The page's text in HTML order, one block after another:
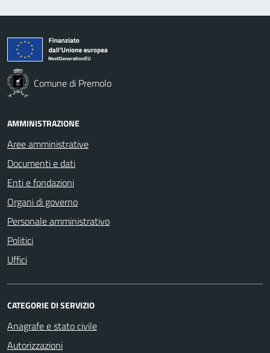
Comune di Premolo
AMMINISTRAZIONE
Aree amministrative
Documenti e dati
Enti e fondazioni
Organi di governo
Personale amministrativo
Politici
Uffici
CATEGORIE DI SERVIZIO
Anagrafe e stato civile
Autorizzazioni